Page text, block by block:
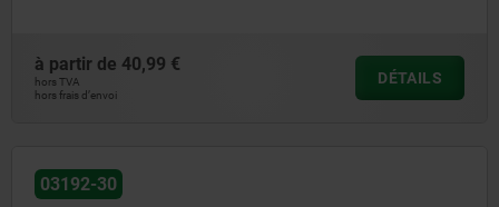
à partir de 40,99 €
hors TVA
hors frais d’envoi
DÉTAILS
03192-30